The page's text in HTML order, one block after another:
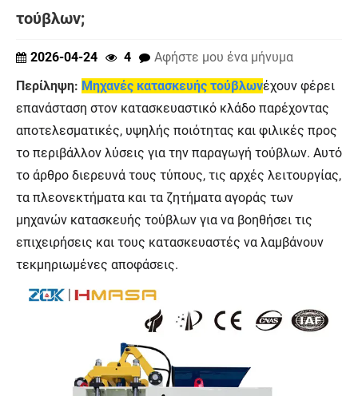
τούβλων;
2026-04-24 4
Αφήστε μου ένα μήνυμα
Περίληψη: Μηχανές κατασκευής τούβλωνέχουν φέρει
επανάσταση στον κατασκευαστικό κλάδο παρέχοντας
αποτελεσματικές, υψηλής ποιότητας και φιλικές προς
το περιβάλλον λύσεις για την παραγωγή τούβλων. Αυτό
το άρθρο διερευνά τους τύπους, τις αρχές λειτουργίας,
τα πλεονεκτήματα και τα ζητήματα αγοράς των
μηχανών κατασκευής τούβλων για να βοηθήσει τις
επιχειρήσεις και τους κατασκευαστές να λαμβάνουν
τεκμηριωμένες αποφάσεις.